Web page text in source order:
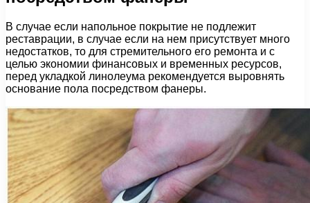
В случае если напольное покрытие не подлежит
реставрации, в случае если на нем присутствует много
недостатков, то для стремительного его ремонта и с
целью экономии финансовых и временных ресурсов,
перед укладкой линолеума рекомендуется выровнять
основание пола посредством фанеры.